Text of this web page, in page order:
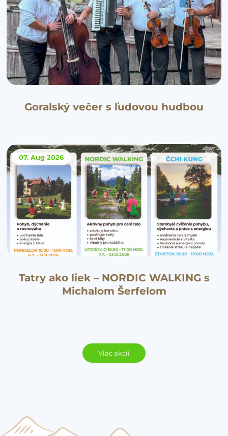
Goralský večer s ľudovou hudbou
07. Aug 2026
Tatry ako liek – NORDIC WALKING s
Michalom Šerfelom
Viac akcií